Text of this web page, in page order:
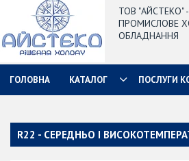
ТОВ "АЙСТЕКО"
ПРОМИСЛОВЕ
ОБЛАДНАННЯ
ГОЛОВНА КАТАЛОГ ПОСЛУГИ
R22 - СЕРЕДНЬО І